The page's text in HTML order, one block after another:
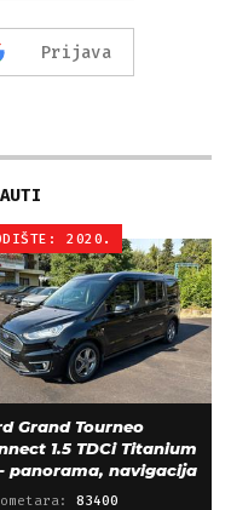
Prijava
2020.
Grand Tourneo
1.5 TDCi Titanium
panorama, navigacija
83400